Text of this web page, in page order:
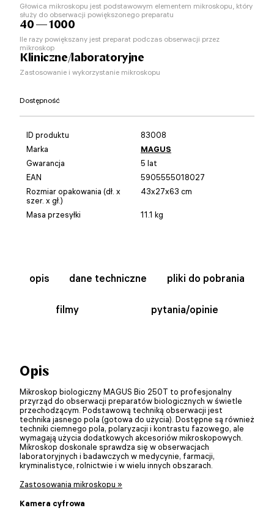
Głowica mikroskopu jest podstawowym elementem mikroskopu, który
służy do obserwacji powiększonego preparatu
40 — 1000
Ile razy powiększany jest preparat podczas obserwacji przez
mikroskop
Kliniczne/laboratoryjne
Zastosowanie i wykorzystanie mikroskopu
Dostępność
ID produktu
83008
Marka
MAGUS
Gwarancja
5 lat
EAN
5905555018027
Rozmiar opakowania (dł. x
szer. x gł.)
43x27x63 cm
Masa przesyłki 11.1 kg
opis dane techniczne pliki do pobrania
filmy pytania/opinie
Opis
Mikroskop biologiczny MAGUS Bio 250T to profesjonalny
przyrząd do obserwacji preparatów biologicznych w świetle
przechodzącym. Podstawową techniką obserwacji jest
technika jasnego pola (gotowa do użycia). Dostępne są również
techniki ciemnego pola, polaryzacji i kontrastu fazowego, ale
wymagają użycia dodatkowych akcesoriów mikroskopowych.
Mikroskop doskonale sprawdza się w obserwacjach
laboratoryjnych i badawczych w medycynie, farmacji,
kryminalistyce, rolnictwie i w wielu innych obszarach.
Zastosowania mikroskopu »
Kamera cyfrowa